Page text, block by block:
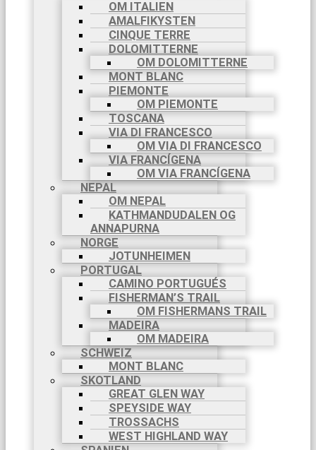
OM ITALIEN
AMALFIKYSTEN
CINQUE TERRE
DOLOMITTERNE
OM DOLOMITTERNE
MONT BLANC
PIEMONTE
OM PIEMONTE
TOSCANA
VIA DI FRANCESCO
OM VIA DI FRANCESCO
VIA FRANCÍGENA
OM VIA FRANCÍGENA
NEPAL
OM NEPAL
KATHMANDUDALEN OG
ANNAPURNA
NORGE
JOTUNHEIMEN
PORTUGAL
CAMINO PORTUGUÉS
FISHERMAN’S TRAIL
OM FISHERMANS TRAIL
MADEIRA
OM MADEIRA
SCHWEIZ
MONT BLANC
SKOTLAND
GREAT GLEN WAY
SPEYSIDE WAY
TROSSACHS
WEST HIGHLAND WAY